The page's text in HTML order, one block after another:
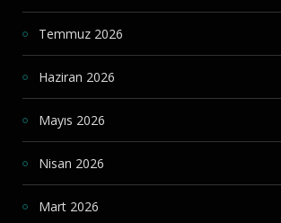
Temmuz 2026
Haziran 2026
Mayıs 2026
Nisan 2026
Mart 2026